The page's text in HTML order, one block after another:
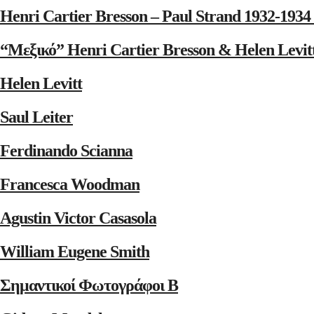
Henri Cartier Bresson – Paul Strand 1932-
“Μεξικό” Henri Cartier Bresson & Helen
Helen Levitt
Saul Leiter
Ferdinando Scianna
Francesca Woodman
Agustin Victor Casasola
William Eugene Smith
Σημαντικοί Φωτογράφοι Β